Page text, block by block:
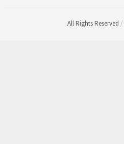
All Rights Reserved /